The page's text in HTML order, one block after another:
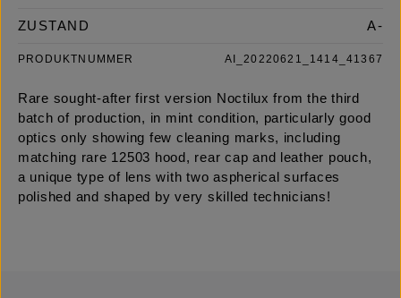
ZUSTAND A-
PRODUKTNUMMER AI_20220621_1414_41367
Rare sought-after first version Noctilux from the third
batch of production, in mint condition, particularly good
optics only showing few cleaning marks, including
matching rare 12503 hood, rear cap and leather pouch,
a unique type of lens with two aspherical surfaces
polished and shaped by very skilled technicians!